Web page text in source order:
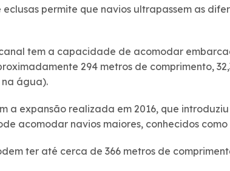
eclusas permite que navios ultrapassem as
tem a capacidade de acomodar
294 metros de comprimento,
água).
a expansão realizada em 2016, que
acomodar navios maiores, conhecidos
ter até cerca de 366 metros de